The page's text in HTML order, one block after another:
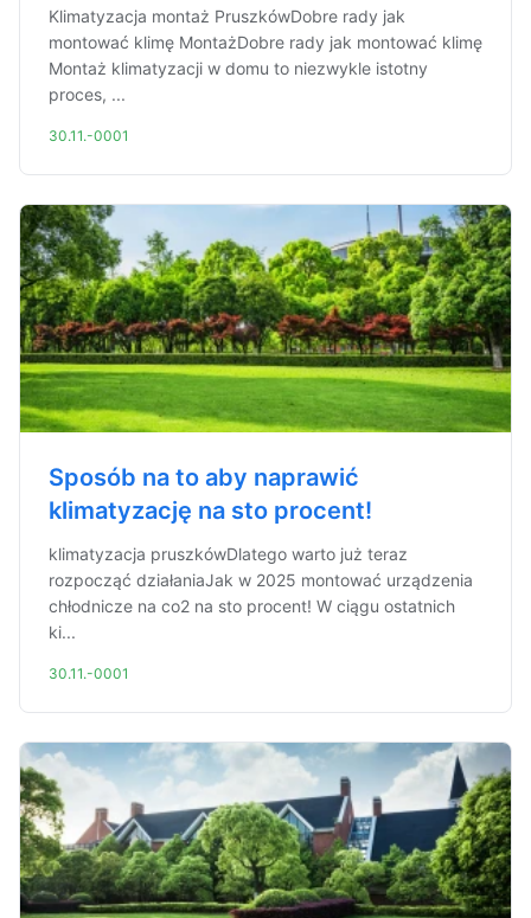
Klimatyzacja montaż PruszkówDobre rady jak
montować klimę MontażDobre rady jak montować klimę
Montaż klimatyzacji w domu to niezwykle istotny
proces, ...
30.11.-0001
Sposób na to aby naprawić
klimatyzację na sto procent!
klimatyzacja pruszkówDlatego warto już teraz
rozpocząć działaniaJak w 2025 montować urządzenia
chłodnicze na co2 na sto procent! W ciągu ostatnich
ki...
30.11.-0001